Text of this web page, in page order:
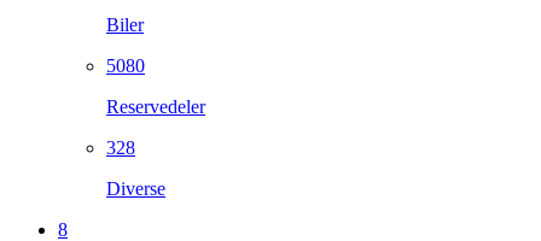
Biler
5080
Reservedeler
328
Diverse
8